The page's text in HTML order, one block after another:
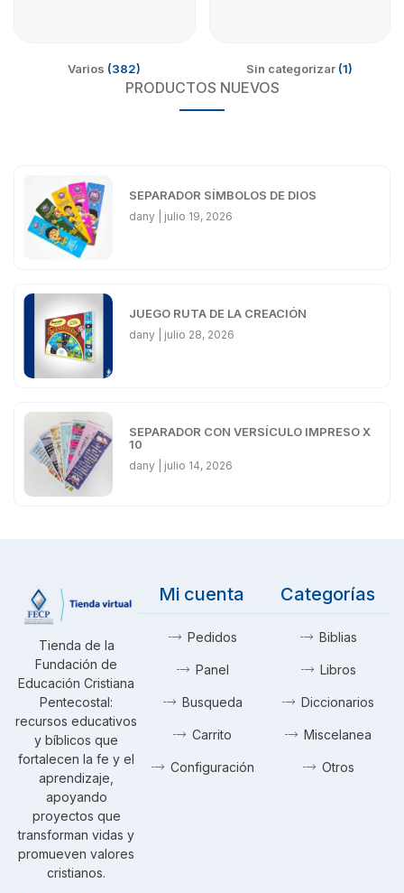
Varios (382) Sin categorizar (1)
PRODUCTOS NUEVOS
SEPARADOR SÍMBOLOS DE DIOS
dany julio 19, 2026
JUEGO RUTA DE LA CREACIÓN
dany julio 28, 2026
SEPARADOR CON VERSÍCULO IMPRESO X
10
dany julio 14, 2026
Tienda de la
Fundación de
Educación Cristiana
Pentecostal:
recursos educativos
y bíblicos que
fortalecen la fe y el
aprendizaje,
apoyando
proyectos que
transforman vidas y
promueven valores
cristianos.
Mi cuenta
Pedidos
Panel
Busqueda
Carrito
Configuración
Categorías
Biblias
Libros
Diccionarios
Miscelanea
Otros